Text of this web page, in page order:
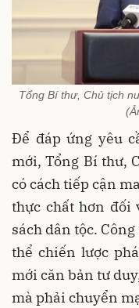
Tổng Bí thư, Chủ tịch
Để đáp ứng yêu
mới, Tổng Bí thư,
có cách tiếp cận
thực chất hơn đối
sách dân tộc.
thể chiến lược
mới căn bản tư
mà phải chuyển